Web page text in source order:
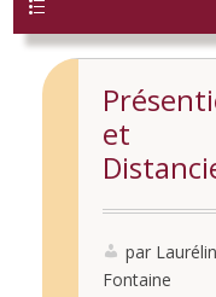
et
par
Fontaine